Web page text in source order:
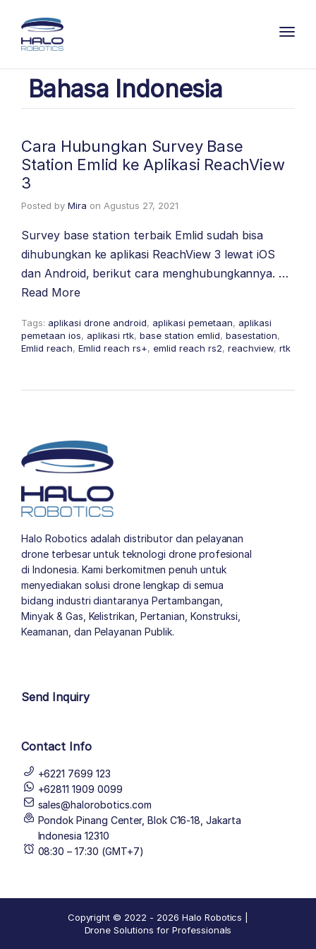
Bahasa Indonesia
Cara Hubungkan Survey Base
Station Emlid ke Aplikasi ReachView
3
Posted by Mira on Agustus 27, 2021
Survey base station terbaik Emlid sudah bisa
dihubungkan ke aplikasi ReachView 3 lewat iOS
dan Android, berikut cara menghubungkannya. …
Read More
Tags: aplikasi drone android, aplikasi pemetaan, aplikasi
pemetaan ios, aplikasi rtk, base station emlid, basestation,
Emlid reach, Emlid reach rs+, emlid reach rs2, reachview, rtk
Halo Robotics adalah distributor dan pelayanan
drone terbesar untuk teknologi drone profesional
di Indonesia. Kami berkomitmen penuh untuk
menyediakan solusi drone lengkap di semua
bidang industri diantaranya Pertambangan,
Minyak & Gas, Kelistrikan, Pertanian, Konstruksi,
Keamanan, dan Pelayanan Publik.
Send Inquiry
Contact Info
+6221 7699 123
+62811 1909 0099
sales@halorobotics.com
Pondok Pinang Center, Blok C16-18, Jakarta
Indonesia 12310
08:30 – 17:30 (GMT+7)
Copyright © 2022 - 2026 Halo Robotics |
Drone Solutions for Professionals